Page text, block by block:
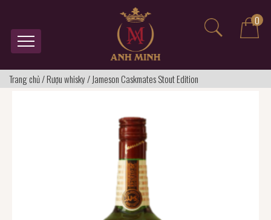
0
Trang chủ/Rượu whisky/Jameson Caskmates Stout Edition